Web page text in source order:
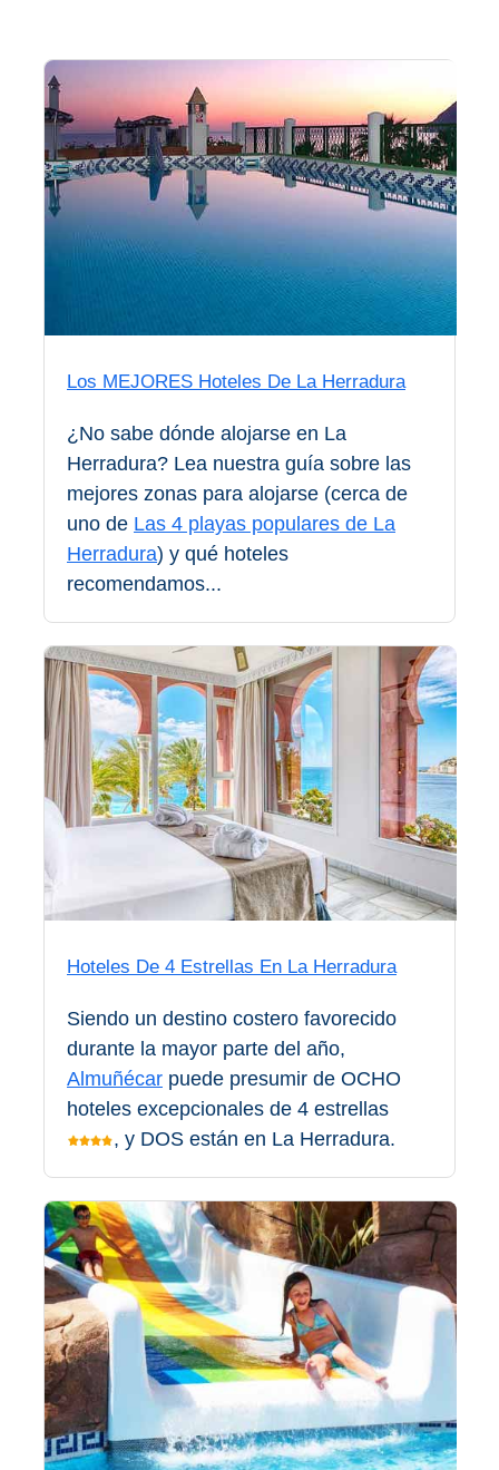
Pitres
Trevélez
PUEBLOS
BLANCOS
Zahara de la
Setenil de
las Bodegas
Olvera
OTRAS
ZONAS
Reserva de
Maro
Ardales
Álora
Todos
Museos
Playas de Granada
Playas de Maro
Excursiones Desde Málaga
QUÉ
HACER
Los MEJORES Hoteles De La Herradura
¿No sabe dónde alojarse en La
Herradura? Lea nuestra guía sobre las
mejores zonas para alojarse (cerca de
uno de Las 4 playas populares de La
Herradura) y qué hoteles
recomendamos...
Hoteles De 4 Estrellas En La Herradura
Siendo un destino costero favorecido
durante la mayor parte del año,
Almuñécar puede presumir de OCHO
hoteles excepcionales de 4 estrellas
, y DOS están en La Herradura.